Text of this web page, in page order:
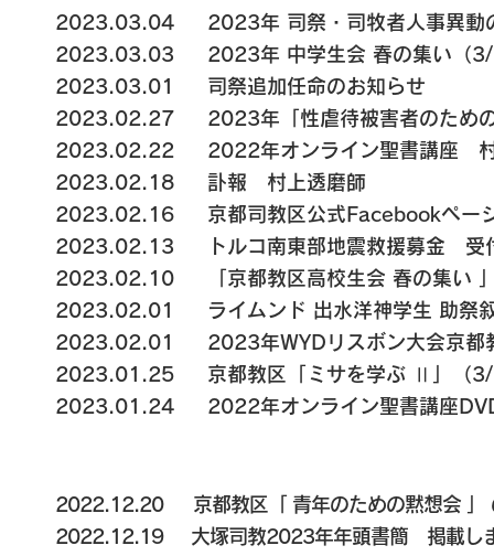
2023.03.04 2023年 司祭・司牧者人事異動
2023.03.03 2023年 中学生会 春の集い（
2023.03.01 司祭追加任命のお知らせ
2023.02.27 2023年「性虐待被害者のため
2023.02.22 2022年オンライン聖書講座
2023.02.18 訃報 村上透磨師
2023.02.16 京都司教区公式Facebookペー
2023.02.13
トルコ南東部地震救援募金 受
2023.02.10
「京都教区高校生会 春の集い
2023.02.01
ライムンド 出水洋神学生 助祭
2023.02.01 2023年WYDリスボン大会京都
2023.01.25 京都教区「ミサを学ぶ Ⅱ」（
2023.01.24 2022年オンライン聖書講座
2022.12.20 京都教区「 青年のための黙想会 」
2022.12.19 大塚司教2023年年頭書簡 掲載し